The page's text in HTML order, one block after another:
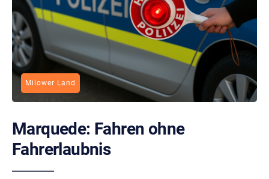
Milower Land
Marquede: Fahren ohne
Fahrerlaubnis